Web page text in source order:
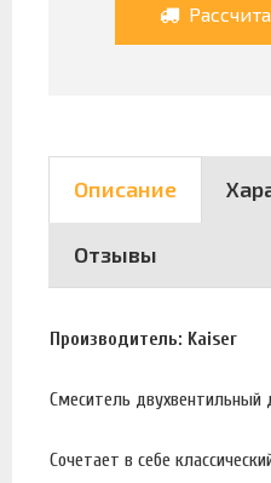
Описание
Отзывы
Производитель: Kaiser
Смеситель двухвентильный
Сочетает в себе